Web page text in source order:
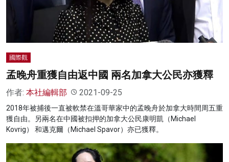
國際觀
孟晚舟重獲自由返中國 兩名加拿大公民亦獲釋
作者: 本社編輯部 2021-09-25
2018年被捕後一直被軟禁在溫哥華家中的孟晚舟於加拿大時間周五重
獲自由。另兩名在中國被扣押的加拿大公民康明凱（Michael
Kovrig） 和邁克爾（Michael Spavor）亦已獲釋。